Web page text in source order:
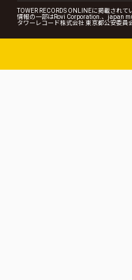
TOWER RECORDS ONLINEに掲載され
情報の一部はRovi Corporation.、japan
タワーレコード株式会社 東京都公安委